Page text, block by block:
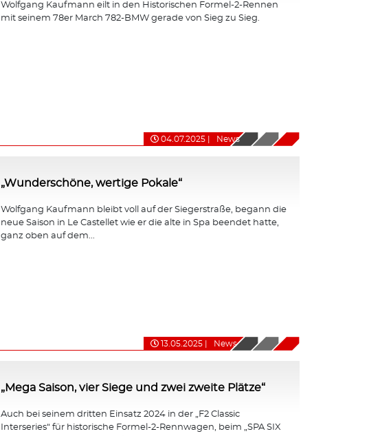
Wolfgang Kaufmann eilt in den Historischen Formel-2-Rennen
mit seinem 78er March 782-BMW gerade von Sieg zu Sieg.
04.07.2025 News
„Wunderschöne, wertige Pokale“
Wolfgang Kaufmann bleibt voll auf der Siegerstraße, begann die
neue Saison in Le Castellet wie er die alte in Spa beendet hatte,
ganz oben auf dem...
13.05.2025 News
„Mega Saison, vier Siege und zwei zweite Plätze“
Auch bei seinem dritten Einsatz 2024 in der „F2 Classic
Interseries“ für historische Formel-2-Rennwagen, beim „SPA SIX